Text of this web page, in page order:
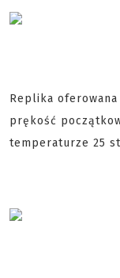
Replika oferowana
prękość
temperaturze 25